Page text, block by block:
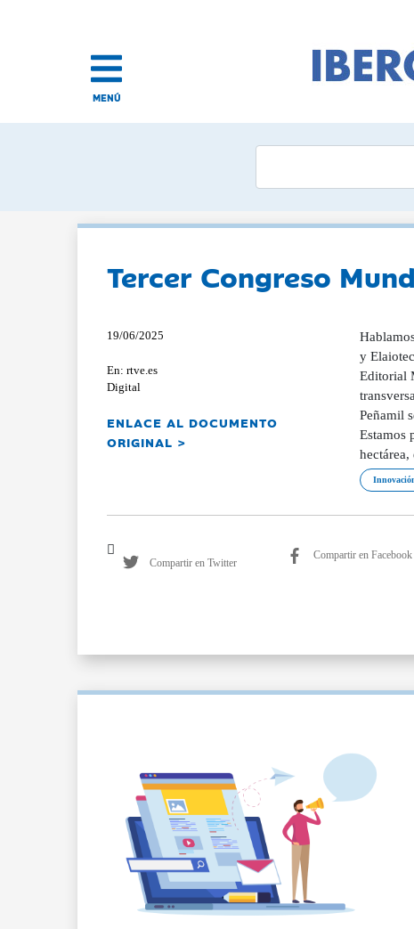
MENÚ
Tercer Congreso
19/06/2025
En: rtve.es
Digital
ENLACE AL DOCUMENTO
ORIGINAL >
y
Editorial
Peñamil
Estamos
Compartir en Twitter
Compartir en Facebook